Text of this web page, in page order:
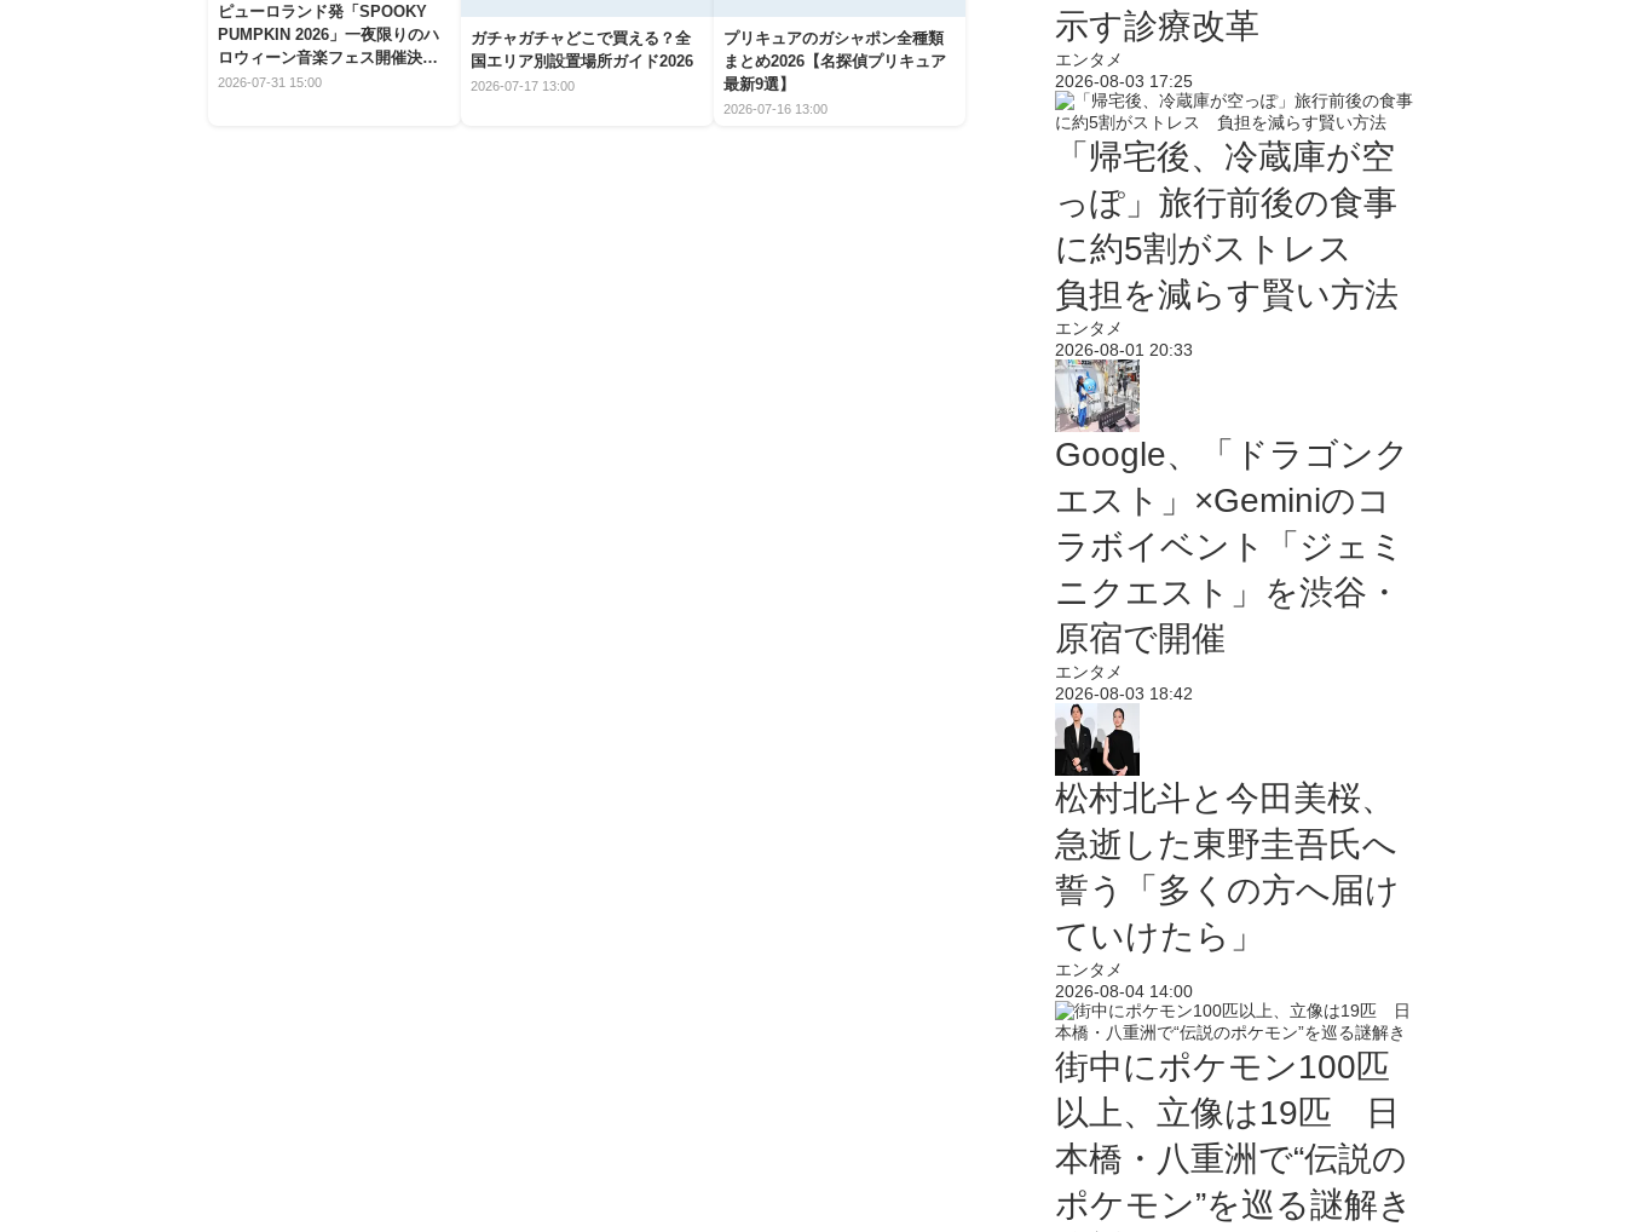
ピューロランド発「SPOOKY
PUMPKIN 2026」一夜限りのハ
ロウィーン音楽フェス開催決
定！
2026-07-31 15:00
ガチャガチャどこで買える？全
国エリア別設置場所ガイド2026
2026-07-17 13:00
プリキュアのガシャポン全種類
まとめ2026【名探偵プリキュア
最新9選】
2026-07-16 13:00
示す診療改革
エンタメ
2026-08-03 17:25
「帰宅後、冷蔵庫が空
っぽ」旅行前後の食事
に約5割がストレス
負担を減らす賢い方法
エンタメ
2026-08-01 20:33
Google、「ドラゴンク
エスト」×Geminiのコ
ラボイベント「ジェミ
ニクエスト」を渋谷・
原宿で開催
エンタメ
2026-08-03 18:42
松村北斗と今田美桜、
急逝した東野圭吾氏へ
誓う「多くの方へ届け
ていけたら」
エンタメ
2026-08-04 14:00
街中にポケモン100匹
以上、立像は19匹 日
本橋・八重洲で“伝説の
ポケモン”を巡る謎解き